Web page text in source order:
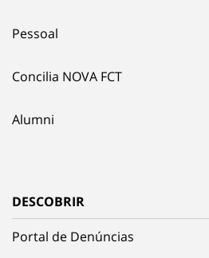
Pessoal
Concilia NOVA FCT
Alumni
DESCOBRIR
Portal de Denúncias